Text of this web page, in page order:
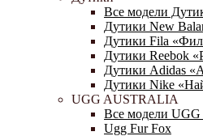
Все модели
Дутики New
Дутики Fila
Дутики Reebok
Дутики Adidas
Дутики Nike
UGG AUSTRALIA
Все модели
Ugg Fur Fox